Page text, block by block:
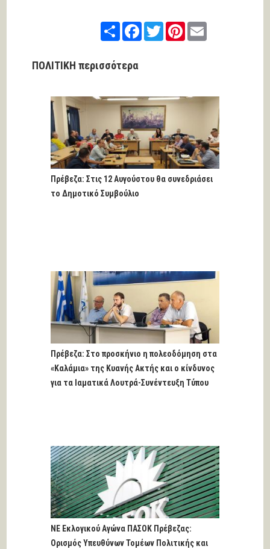
ShareFacebook
TwitterPinterestEmail
ΠΟΛΙΤΙΚΗ περισσότερα
Πρέβεζα: Στις 12 Αυγούστου θα συνεδριάσει
το Δημοτικό Συμβούλιο
Πρέβεζα: Στο προσκήνιο η πολεοδόμηση στα
«Καλάμια» της Κυανής Ακτής και ο κίνδυνος
για τα Ιαματικά Λουτρά-Συνέντευξη Τύπου
ΝΕ Εκλογικού Αγώνα ΠΑΣΟΚ Πρέβεζας:
Ορισμός Υπευθύνων Τομέων Πολιτικής και